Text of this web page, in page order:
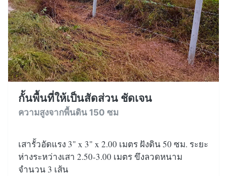
กั้นพื้นที่ให้เป็นสัดส่วน ชัดเจน
ความสูงจากพื้นดิน 150 ซม
เสารั้วอัดแรง 3" x 3" x 2.00 เมตร ฝังดิน 50 ซม. ระยะ
ห่างระหว่างเสา 2.50-3.00 เมตร ขึงลวดหนาม
จำนวน 3 เส้น